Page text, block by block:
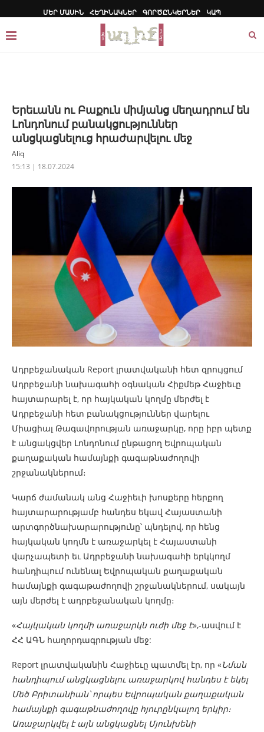
ՄԵՐ ՄԱՍԻՆ ՀԵՂԻՆԱԿՆԵՐ ԳՈՐԾԸՆԿԵՐՆԵՐ ԿԱՊ
Երեւանն ու Բաքուն միմյանց մեղադրում են
Լոնդոնում բանակցություններ
անցկացնելուց հրաժարվելու մեջ
Aliq
15:13 | 18.07.2024
Ադրբեջանական Report լրատվականի հետ զրույցում
Ադրբեջանի նախագահի օգնական Հիքմեթ Հաջիեւը
հայտարարել է, որ հայկական կողմը մերժել է
Ադրբեջանի հետ բանակցություններ վարելու
Միացիալ Թագավորության առաջարկը, որը իբր պետք
է անցակցվեր Լոնդոնում ընթացող Եվրոպական
քաղաքական համայնքի գագաթնաժողովի
շրջանակներում։
Կարճ ժամանակ անց Հաջիեւի խոսքերը հերքող
հայտարարությամբ հանդես եկավ Հայաստանի
արտգործնախարարությունը՝ պնդելով, որ հենց
հայկական կողմն է առաջարկել է Հայաստանի
վարչապետի եւ Ադրբեջանի նախագահի երկկողմ
հանդիպում ունենալ Եվրոպական քաղաքական
համայնքի գագաթաժողովի շրջանակներում, սակայն
այն մերժել է ադրբեջանական կողմը։
«Հայկական կողմի առաջարկն ուժի մեջ է»,-ասվում է
ՀՀ ԱԳՆ հաղորդագրության մեջ:
Report լրատվականին Հաջիեւը պատմել էր, որ «Նման
հանդիպում անցկացնելու առաջարկով հանդես է եկել
Մեծ Բրիտանիան՝ որպես Եվրոպական քաղաքական
համայնքի գագաթնաժողովը հյուրընկալող երկիր։
Առաջարկվել է այն անցկացնել Մյունխենի